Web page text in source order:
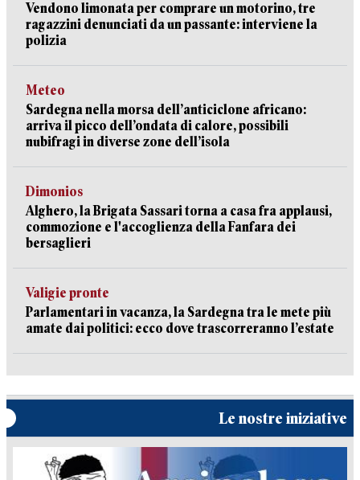
Vendono limonata per comprare un motorino, tre
ragazzini denunciati da un passante: interviene la
polizia
Meteo
Sardegna nella morsa dell’anticiclone africano:
arriva il picco dell’ondata di calore, possibili
nubifragi in diverse zone dell’isola
Dimonios
Alghero, la Brigata Sassari torna a casa fra applausi,
commozione e l'accoglienza della Fanfara dei
bersaglieri
Valigie pronte
Parlamentari in vacanza, la Sardegna tra le mete più
amate dai politici: ecco dove trascorreranno l’estate
Le nostre iniziative